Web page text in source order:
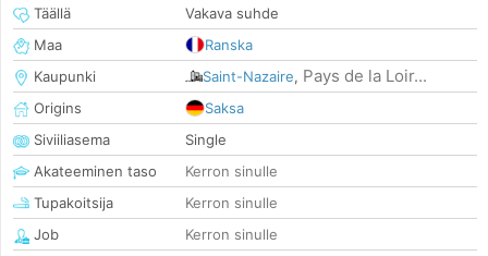
Täällä
Vakava suhde
Maa
Ranska
Kaupunki
Saint-Nazaire, Pays de la Loir...
Origins
Saksa
Siviiliasema
Single
Akateeminen taso
Kerron sinulle
Tupakoitsija
Kerron sinulle
Job
Kerron sinulle